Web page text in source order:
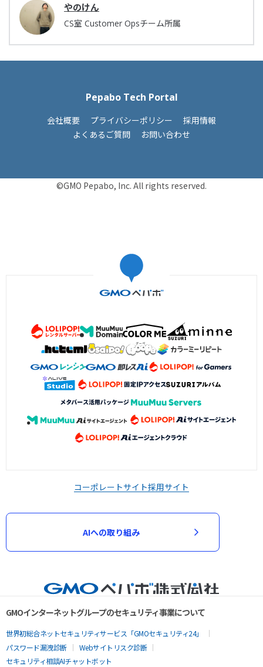
やのけん
CS室 Customer Opsチーム所属
Pepabo Tech Portal
会社概要 プライバシーポリシー
採用情報
よくあるご質問
お問い合わせ
©GMO Pepabo, Inc. All rights reserved.
コーポレートサイト採用サイト
AIへの取り組み
GMOインターネットグループのセキュリティ事業について
世界初総合ネットセキュリティサービス「GMOセキュリティ24」
パスワード漏洩診断
Webサイトリスク診断
セキュリティ相談AIチャットボット